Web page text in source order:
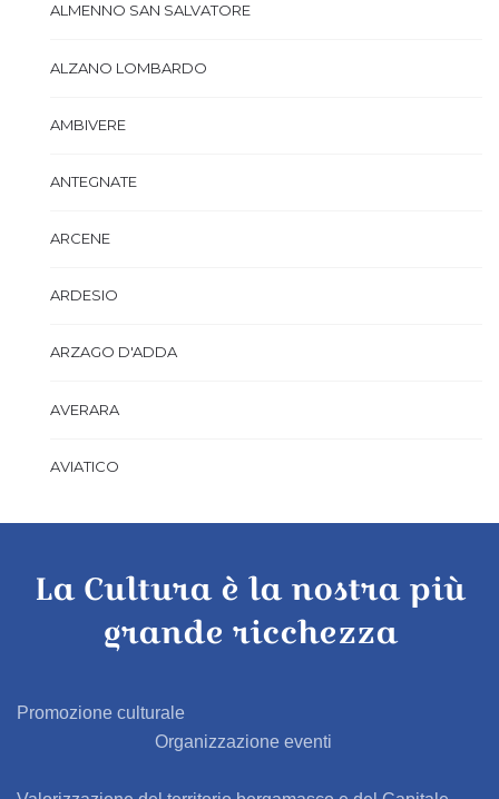
ALMENNO SAN SALVATORE
ALZANO LOMBARDO
AMBIVERE
ANTEGNATE
ARCENE
ARDESIO
ARZAGO D'ADDA
AVERARA
AVIATICO
AZZANO SAN PAOLO
AZZONE
BAGNATICA
La Cultura è la nostra più
grande ricchezza
Promozione culturale
Organizzazione eventi